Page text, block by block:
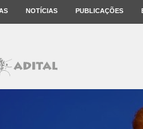
NOTÍCIAS PUBLICAÇÕES